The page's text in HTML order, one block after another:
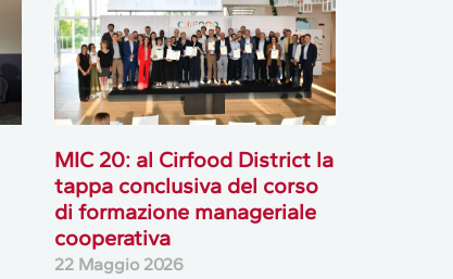
MIC 20: al Cirfood District la
tappa conclusiva del corso
di formazione manageriale
cooperativa
22 Maggio 2026